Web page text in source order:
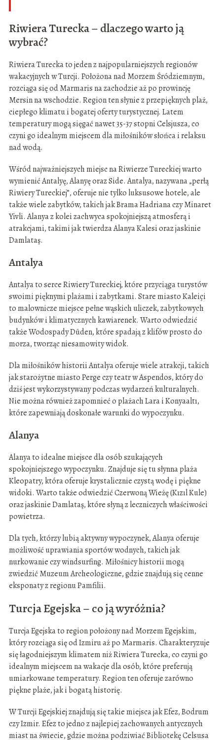
Riwiera Turecka – dlaczego warto ją
wybrać?
Riwiera Turecka to jeden z najpopularniejszych regionów
wakacyjnych w Turcji. Położona nad Morzem Śródziemnym,
rozciąga się od Marmaris na zachodzie aż po prowincję
Mersin na wschodzie. Region ten słynie z przepięknych plaż,
ciepłego klimatu i bogatej oferty turystycznej. Latem
temperatury mogą sięgać nawet 35-37 stopni Celsjusza, co
czyni go idealnym miejscem dla miłośników słońca i relaksu
nad wodą.
Wśród najważniejszych miejsc na Riwierze Tureckiej warto
wymienić Antalyę, Alanyę oraz Side. Antalya, nazywana „perłą
Riwiery Tureckiej”, oferuje nie tylko luksusowe hotele, ale
także wiele zabytków, takich jak Brama Hadriana czy Minaret
Yivli. Alanya z kolei zachwyca spokojniejszą atmosferą i
atrakcjami, takimi jak twierdza Alanya Kalesi oraz jaskinie
Damlataş.
Antalya
Antalya to serce Riwiery Tureckiej, które przyciąga turystów
swoimi pięknymi plażami i zabytkami. Stare miasto Kaleiçi
to malownicze miejsce pełne wąskich uliczek, zabytkowych
budynków i klimatycznych kawiarenek. Warto odwiedzić
także Wodospady Düden, które spadają z klifów prosto do
morza, tworząc niesamowity widok.
Dla miłośników historii Antalya oferuje wiele atrakcji, takich
jak starożytne miasto Perge czy teatr w Aspendos, który do
dziś jest wykorzystywany podczas wydarzeń kulturalnych.
Nie można również zapomnieć o plażach Lara i Konyaaltı,
które zapewniają doskonałe warunki do wypoczynku.
Alanya
Alanya to idealne miejsce dla osób szukających
spokojniejszego wypoczynku. Znajduje się tu słynna plaża
Kleopatry, która oferuje krystalicznie czystą wodę i piękne
widoki. Warto także odwiedzić Czerwoną Wieżę (Kızıl Kule)
oraz jaskinie Damlataş, które słyną z leczniczych właściwości
powietrza.
Dla tych, którzy lubią aktywny wypoczynek, Alanya oferuje
możliwość uprawiania sportów wodnych, takich jak
nurkowanie czy windsurfing. Miłośnicy historii mogą
zwiedzić Muzeum Archeologiczne, gdzie znajdują się cenne
eksponaty z regionu Pamfilii.
Turcja Egejska – co ją wyróżnia?
Turcja Egejska to region położony nad Morzem Egejskim,
który rozciąga się od Izmiru aż po Marmaris. Charakteryzuje
się łagodniejszym klimatem niż Riwiera Turecka, co czyni go
idealnym miejscem na wakacje dla osób, które preferują
umiarkowane temperatury. Region ten oferuje zarówno
piękne plaże, jak i bogatą historię.
W Turcji Egejskiej znajdują się takie miejsca jak Efez, Bodrum
czy Izmir. Efez to jedno z najlepiej zachowanych antycznych
miast na świecie, gdzie można podziwiać Bibliotekę Celsusa